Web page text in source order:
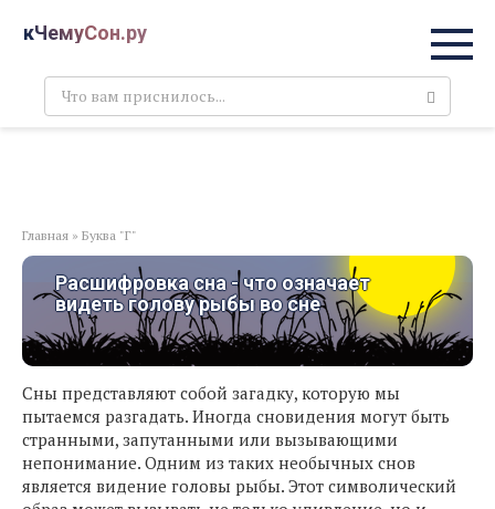
кЧемуСон.ру
Поиск:
Главная » Буква "Г"
Расшифровка сна - что означает
видеть голову рыбы во сне
Сны представляют собой загадку, которую мы
пытаемся разгадать. Иногда сновидения могут быть
странными, запутанными или вызывающими
непонимание. Одним из таких необычных снов
является видение головы рыбы. Этот символический